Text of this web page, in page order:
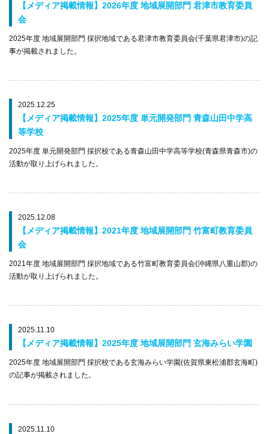
【メディア掲載情報】2026年度 地域展開部門 君津市教育委員
会
2025年度 地域展開部門 採択地域である君津市教育委員会(千葉県君津市)の記
事が掲載されました。
2025.12.25
【メディア掲載情報】2025年度 単元開発部門 青森山田中学高
等学校
2025年度 単元開発部門 採択校である青森山田中学高等学校(青森県青森市)の
活動が取り上げられました。
2025.12.08
【メディア掲載情報】2021年度 地域展開部門 竹富町教育委員
会
2021年度 地域展開部門 採択地域である竹富町教育委員会(沖縄県八重山郡)の
活動が取り上げられました。
2025.11.10
【メディア掲載情報】2025年度 地域展開部門 玄海みらい学園
2025年度 地域展開部門 採択校である玄海みらい学園(佐賀県東松浦郡玄海町)
の記事が掲載されました。
2025.11.10